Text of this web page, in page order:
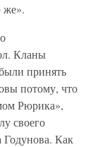
же».
Кланы
принять
потому, что
Рюрика»,
своего
Годунова. Как